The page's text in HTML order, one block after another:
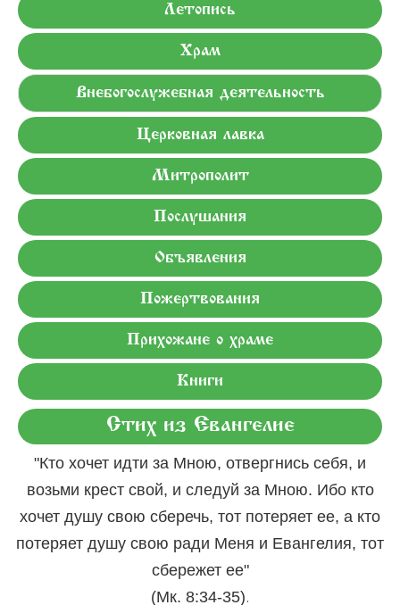
Летопись
Храм
Внебогослужебная деятельность
Церковная лавка
Митрополит
Послушания
Объявления
Пожертвования
Прихожане о храме
Книги
Стих из Евангелие
"Кто хочет идти за Мною, отвергнись себя, и
возьми крест свой, и следуй за Мною. Ибо кто
хочет душу свою сберечь, тот потеряет ее, а кто
потеряет душу свою ради Меня и Евангелия, тот
сбережет ее"
(Мк. 8:34-35).